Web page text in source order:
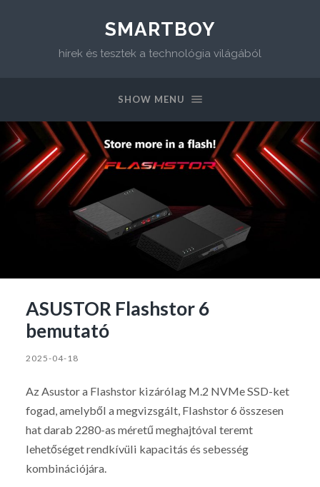
SMARTBOY
hírek és tesztek a technológia világából
SHOW MENU
ASUSTOR Flashstor 6
bemutató
2025-04-18
Az Asustor a Flashstor kizárólag M.2 NVMe SSD-ket
fogad, amelyből a megvizsgált, Flashstor 6 összesen
hat darab 2280-as méretű meghajtóval teremt
lehetőséget rendkívüli kapacitás és sebesség
kombinációjára.